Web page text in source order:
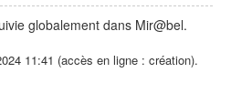
globalement dans Mir@bel.
11:41 (accès en ligne : création).